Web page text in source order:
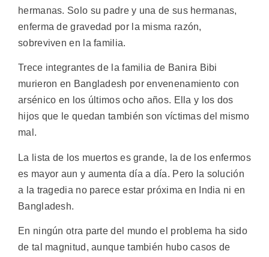
hermanas. Solo su padre y una de sus hermanas,
enferma de gravedad por la misma razón,
sobreviven en la familia.
Trece integrantes de la familia de Banira Bibi
murieron en Bangladesh por envenenamiento con
arsénico en los últimos ocho años. Ella y los dos
hijos que le quedan también son víctimas del mismo
mal.
La lista de los muertos es grande, la de los enfermos
es mayor aun y aumenta día a día. Pero la solución
a la tragedia no parece estar próxima en India ni en
Bangladesh.
En ningún otra parte del mundo el problema ha sido
de tal magnitud, aunque también hubo casos de